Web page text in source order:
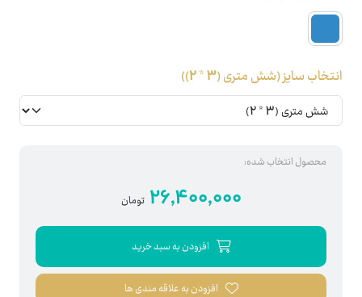
انتخاب سایز(شش متری (3 * 2))
محصول انتخاب شده:
26,400,000 تومان
افزودن به سبد خرید
افزودن به علاقه مندی ها